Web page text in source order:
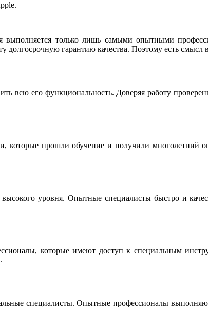
выполняется только лишь самыми опытными
долгосрочную гарантию качества. Поэтому есть
всю его функциональность. Доверяя работу
которые прошли обучение и получили многолетний
уровня. Опытные специалисты быстро и
которые имеют доступ к специальным
специалисты. Опытные профессионалы